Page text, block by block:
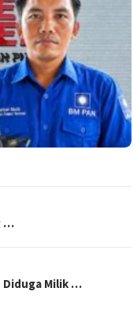
…
Diduga Milik …